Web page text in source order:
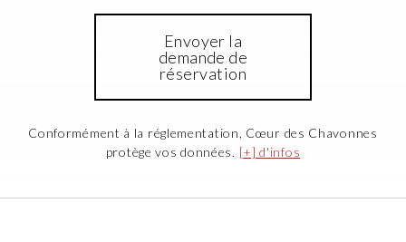
Envoyer la
demande de
réservation
Conformément à la réglementation, Cœur des Chavonnes
protège vos données. [+] d'infos